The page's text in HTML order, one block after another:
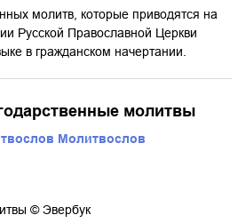
молитв, которые приводятся на
Русской Православной Церкви
в гражданском начертании.
молитвы
Молитвослов
© Эвербук